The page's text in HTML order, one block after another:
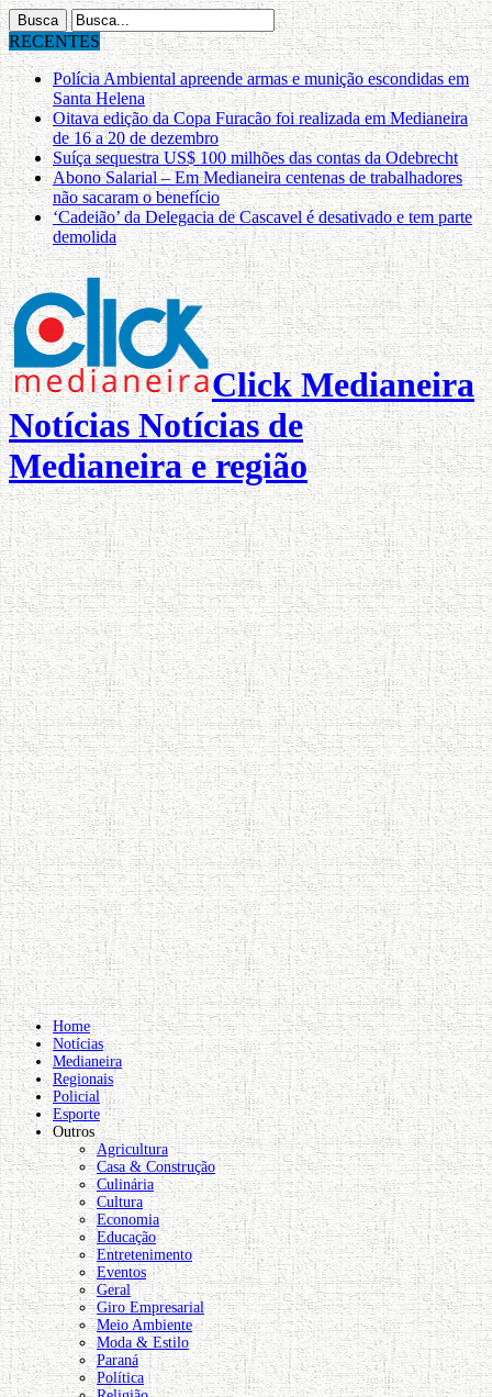
RECENTES
Polícia Ambiental apreende armas e munição escondidas em
Santa Helena
Oitava edição da Copa Furacão foi realizada em Medianeira
de 16 a 20 de dezembro
Suíça sequestra US$ 100 milhões das contas da Odebrecht
Abono Salarial – Em Medianeira centenas de trabalhadores
não sacaram o benefício
‘Cadeião’ da Delegacia de Cascavel é desativado e tem parte
demolida
Click Medianeira
Notícias Notícias de
Medianeira e região
Home
Notícias
Medianeira
Regionais
Policial
Esporte
Outros
Agricultura
Casa & Construção
Culinária
Cultura
Economia
Educação
Entretenimento
Eventos
Geral
Giro Empresarial
Meio Ambiente
Moda & Estilo
Paraná
Política